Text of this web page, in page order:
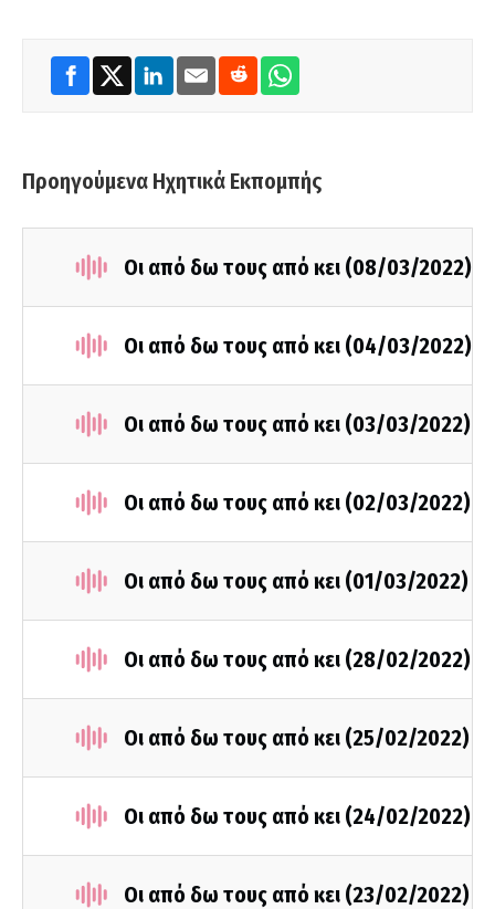
Προηγούμενα Ηχητικά Εκπομπής
Οι από δω τους από κει (08/03/2022)
Οι από δω τους από κει (04/03/2022)
Οι από δω τους από κει (03/03/2022)
Οι από δω τους από κει (02/03/2022)
Οι από δω τους από κει (01/03/2022)
Οι από δω τους από κει (28/02/2022)
Οι από δω τους από κει (25/02/2022)
Οι από δω τους από κει (24/02/2022)
Οι από δω τους από κει (23/02/2022)